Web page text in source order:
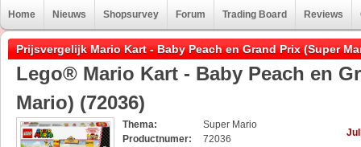
Home Nieuws Shopsurvey Forum Trading Board Reviews
Prijsvergelijk Mario Kart - Baby Peach en Grand Prix (Super
Lego® Mario Kart - Baby Peach en
Mario) (72036)
Thema:
Super Mario
Productnumer:
72036